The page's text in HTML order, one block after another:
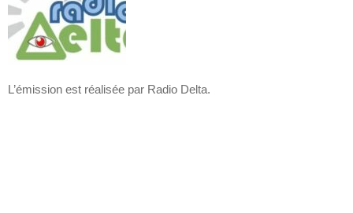
L’émission est réalisée par Radio Delta.